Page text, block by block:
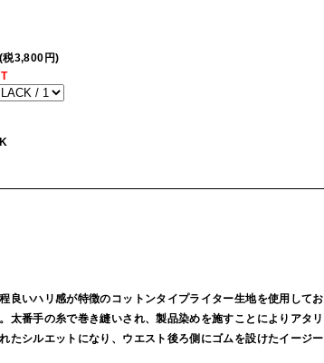
3,800円)
良いハリ感が特徴のコットンタイプライター生地を使用してお
太番手の糸で巻き縫いされ、製品染めを施すことによりアタリ
たシルエットになり、ウエスト後ろ側にゴムを設けたイージー